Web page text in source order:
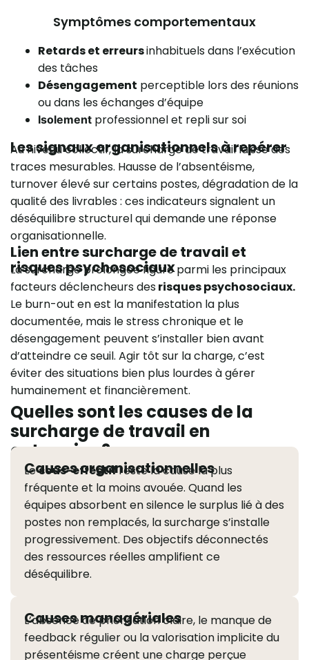
Symptômes comportementaux
Retards et erreursinhabituels dans l’exécution
des tâches
Désengagement perceptible lors des réunions
ou dans les échanges d’équipe
Isolement professionnel et repli sur soi
Les signaux organisationnels à repérer
Au niveau collectif, la surcharge de travail laisse des
traces mesurables. Hausse de l’absentéisme,
turnover élevé sur certains postes, dégradation de la
qualité des livrables : ces indicateurs signalent un
déséquilibre structurel qui demande une réponse
organisationnelle.
Lien entre surcharge de travail et
risques psychosociaux
La surcharge prolongée figure parmi les principaux
facteurs déclencheurs desrisques psychosociaux.
Le burn-out en est la manifestation la plus
documentée, mais le stress chronique et le
désengagement peuvent s’installer bien avant
d’atteindre ce seuil. Agir tôt sur la charge, c’est
éviter des situations bien plus lourdes à gérer
humainement et financièrement.
Quelles sont les causes de la
surcharge de travail en
entreprise ?
Causes organisationnelles
Lesous-effectifreste la cause la plus
fréquente et la moins avouée. Quand les
équipes absorbent en silence le surplus lié à des
postes non remplacés, la surcharge s’installe
progressivement. Des objectifs déconnectés
des ressources réelles amplifient ce
déséquilibre.
Causes managériales
L’absence de priorisation claire, le manque de
feedback régulier ou la valorisation implicite du
présentéisme créent une charge perçue